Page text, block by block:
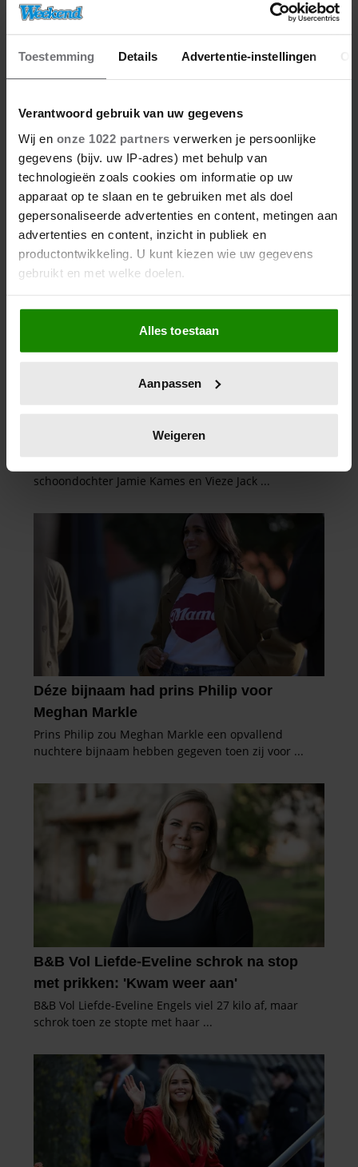
Toestemming Details Advertentie-instellingen
Verantwoord gebruik van uw gegevens
Wij en onze 1022 partners verwerken je persoonlijke
gegevens (bijv. uw IP-adres) met behulp van
technologieën zoals cookies om informatie op uw
apparaat op te slaan en te gebruiken met als doel
gepersonaliseerde advertenties en content, metingen aan
advertenties en content, inzicht in publiek en
productontwikkeling. U kunt kiezen wie uw gegevens
gebruikt en met welke doelen.
Als u het toestaat, willen we ook graag:
Informatie verzamelen over uw geografische
locatie, die tot een paar meter nauwkeurig kan zijn
scannen op specifieke eigenschappen (fingerprinting)
verwerkt en stel uw voorkeuren in het
intrekken in de Cookieverklaring.
personaliseren, om functies voor social media te bieden
en om ons websiteverkeer te analyseren. Ook delen we
informatie over uw gebruik van onze site met onze
partners voor social media, adverteren en analyse. Deze
partners kunnen deze gegevens combineren met andere
informatie die u aan ze heeft verstrekt of die ze hebben
verzameld op basis van uw gebruik van hun services. U
gaat akkoord met onze cookies als u onze website blijft
gebruiken.
Alles toestaan
Aanpassen
Weigeren